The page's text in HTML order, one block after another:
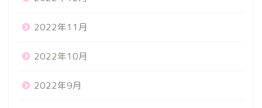
2022年11月
2022年10月
2022年9月